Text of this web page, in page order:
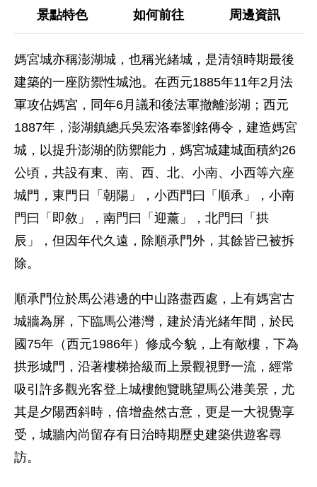
景點特色 如何前往 周邊資訊
媽宮城亦稱澎湖城，也稱光緒城，是清領時期最後
建築的一座防禦性城池。在西元1885年11年2月法
軍攻佔媽宮，同年6月議和後法軍撤離澎湖；西元
1887年，澎湖鎮總兵吳宏洛奉劉銘傳令，建造媽宮
城，以提升澎湖的防禦能力，媽宮城建城面積約26
公頃，共設有東、南、西、北、小南、小西等六座
城門，東門日「朝陽」，小西門曰「順承」，小南
門曰「即敘」，南門曰「迎薰」，北門曰「拱
辰」，但因年代久遠，除順承門外，其餘皆已被拆
除。
順承門位於馬公港邊的中山路盡西處，上有媽宮古
城牆為屏，下臨馬公港灣，建於清光緒年間，於民
國75年（西元1986年）修成今貌，上有敵樓，下為
拱形城門，沿著樓梯拾級而上景觀視野一流，經常
吸引許多觀光客登上城樓飽覽眺望馬公港美景，尤
其是夕陽西斜時，倍增盎然古意，更是一大視覺享
受，城牆內尚留存有日治時期歷史建築供遊客尋
訪。